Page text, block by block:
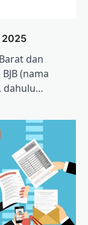
2025
dan
(nama
dahulu…